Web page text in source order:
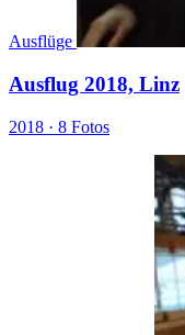
Ausflüge
Ausflug 2018, Linz
2018 · 8 Fotos